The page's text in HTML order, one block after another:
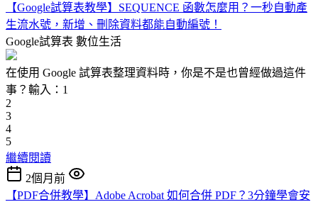
【Google試算表教學】SEQUENCE 函數怎麼用？一秒自動產
生流水號，新增、刪除資料都能自動編號！
Google試算表 數位生活
在使用 Google 試算表整理資料時，你是不是也曾經做過這件
事？輸入：1
2
3
4
5
繼續閱讀
2個月前
【PDF合併教學】Adobe Acrobat 如何合併 PDF？3分鐘學會安